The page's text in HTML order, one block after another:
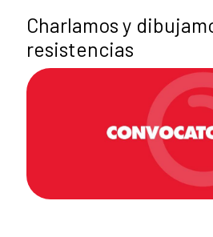
Charlamos y
resistencias